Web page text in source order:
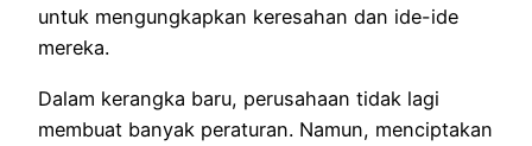
untuk mengungkapkan keresahan dan ide-ide
mereka.
Dalam kerangka baru, perusahaan tidak lagi
membuat banyak peraturan. Namun, menciptakan